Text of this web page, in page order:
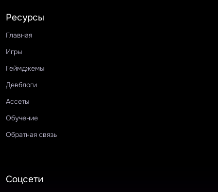
Ресурсы
Главная
Игры
Геймджемы
Девблоги
Ассеты
Обучение
Обратная связь
Соцсети